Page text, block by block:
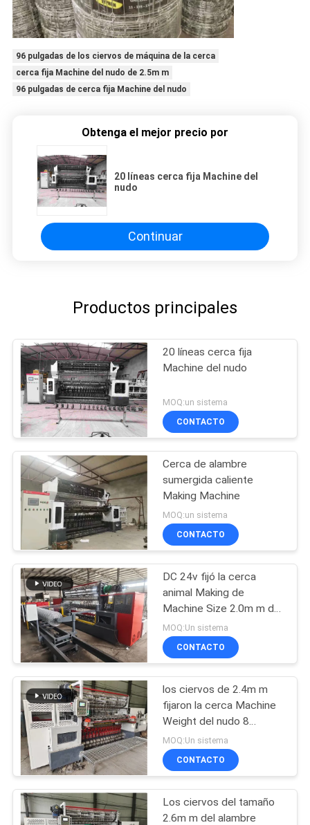
96 pulgadas de los ciervos de máquina de la cerca
cerca fija Machine del nudo de 2.5m m
96 pulgadas de cerca fija Machine del nudo
Obtenga el mejor precio por
20 líneas cerca fija Machine del
nudo
Continuar
Productos principales
20 líneas cerca fija
Machine del nudo
MOQ:un sistema
CONTACTO
Cerca de alambre
sumergida caliente
Making Machine
MOQ:un sistema
CONTACTO
DC 24v fijó la cerca
animal Making de
Machine Size 2.0m m de
la cerca del nudo
MOQ:Un sistema
CONTACTO
los ciervos de 2.4m m
fijaron la cerca Machine
Weight del nudo 8
toneladas de anchura
2440m m
MOQ:Un sistema
CONTACTO
Los ciervos del tamaño
2.6m m del alambre